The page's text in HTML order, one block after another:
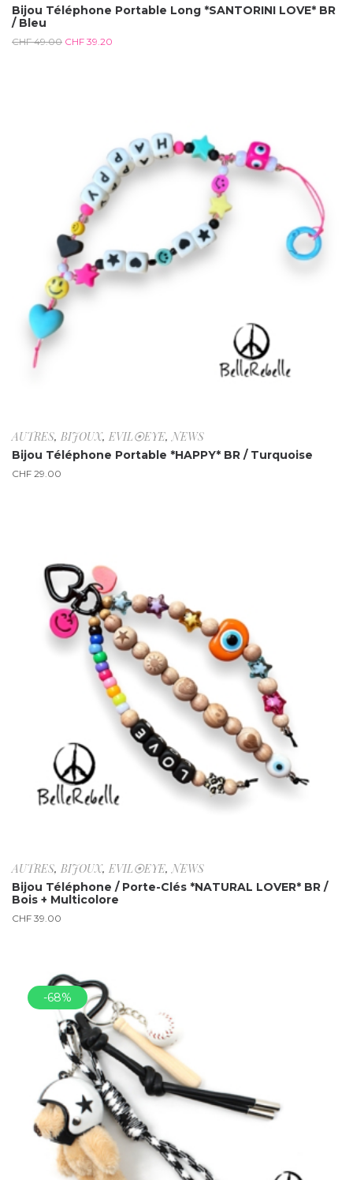
Bijou Téléphone Portable Long *SANTORINI LOVE* BR
/ Bleu
CHF49.00 CHF 39.20
AUTRES, BIJOUX, EVIL⦿EYE,NEWS
Bijou Téléphone Portable *HAPPY* BR / Turquoise
CHF 29.00
AUTRES, BIJOUX, EVIL⦿EYE,NEWS
Bijou Téléphone / Porte-Clés *NATURAL LOVER* BR /
Bois + Multicolore
CHF 39.00
-68%